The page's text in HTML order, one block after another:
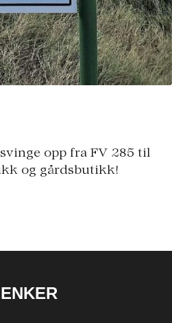
opp fra FV 285 til
og gårdsbutikk!